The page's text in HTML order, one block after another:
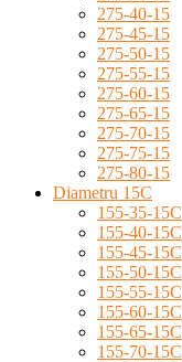
275-40-15
275-45-15
275-50-15
275-55-15
275-60-15
275-65-15
275-70-15
275-75-15
275-80-15
Diametru 15C
155-35-15C
155-40-15C
155-45-15C
155-50-15C
155-55-15C
155-60-15C
155-65-15C
155-70-15C